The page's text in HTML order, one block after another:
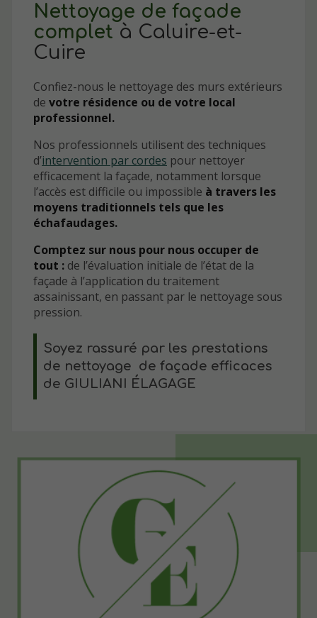
Nettoyage de façade
complet à Caluire-et-
Cuire
Confiez-nous le nettoyage des murs extérieurs
de votre résidence ou de votre local
professionnel.
Nos professionnels utilisent des techniques
d’intervention par cordes pour nettoyer
efficacement la façade, notamment lorsque
l’accès est difficile ou impossible à travers les
moyens traditionnels tels que les
échafaudages.
Comptez sur nous pour nous occuper de
tout : de l’évaluation initiale de l’état de la
façade à l’application du traitement
assainissant, en passant par le nettoyage sous
pression.
Soyez rassuré par les prestations
de nettoyage de façade efficaces
de GIULIANI ÉLAGAGE